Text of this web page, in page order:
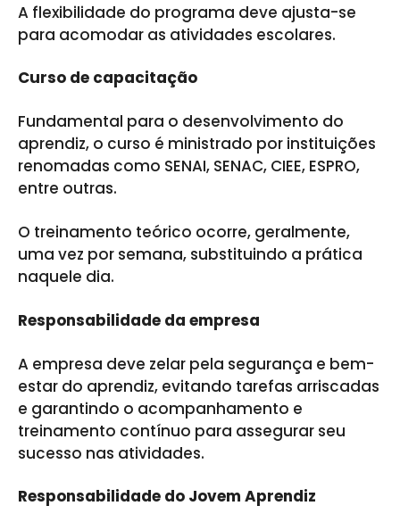
A flexibilidade do programa deve ajusta-se
para acomodar as atividades escolares.
Curso de capacitação
Fundamental para o desenvolvimento do
aprendiz, o curso é ministrado por instituições
renomadas como SENAI, SENAC, CIEE, ESPRO,
entre outras.
O treinamento teórico ocorre, geralmente,
uma vez por semana, substituindo a prática
naquele dia.
Responsabilidade da empresa
A empresa deve zelar pela segurança e bem-
estar do aprendiz, evitando tarefas arriscadas
e garantindo o acompanhamento e
treinamento contínuo para assegurar seu
sucesso nas atividades.
Responsabilidade do Jovem Aprendiz